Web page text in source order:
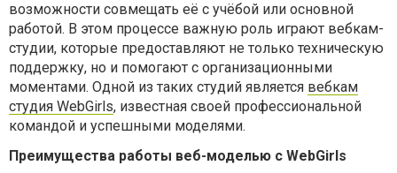
возможности совмещать её с учёбой или основной
работой. В этом процессе важную роль играют вебкам-
студии, которые предоставляют не только техническую
поддержку, но и помогают с организационными
моментами. Одной из таких студий является вебкам
студия WebGirls, известная своей профессиональной
командой и успешными моделями.
Преимущества работы веб-моделью с WebGirls